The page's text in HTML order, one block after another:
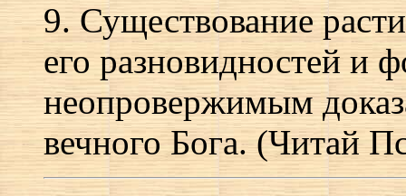
9. Существование
его разновидностей
неопровержимым
вечного Бога. (Читай